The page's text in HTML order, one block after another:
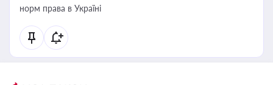
норм права в Україні